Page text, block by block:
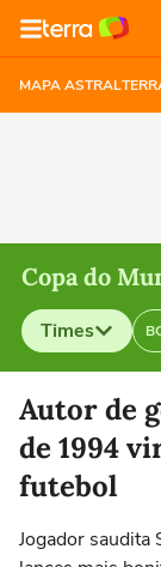
MAPA ASTRAL
Copa do
Times
Selecione o
Autor de
de 1994
futebol
Jogador saudita